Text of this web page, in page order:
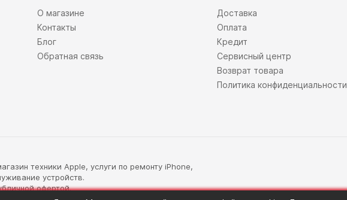
О магазине
Контакты
Блог
Обратная связь
Доставка
Оплата
Кредит
Сервисный центр
Возврат товара
Политика конфиденциальности
техники Apple, услуги по ремонту iPhone,
устройств.
офертой.